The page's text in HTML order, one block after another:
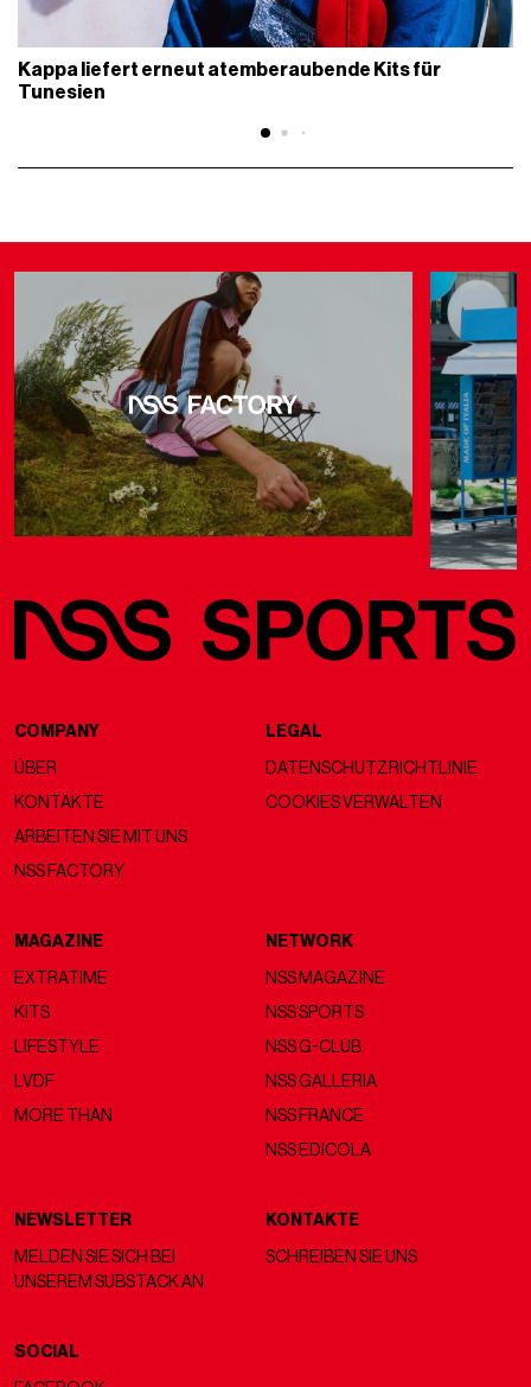
Kappa liefert erneut atemberaubende Kits für
Tunesien
COMPANY
ÜBER
KONTAKTE
ARBEITEN SIE MIT UNS
NSS FACTORY
LEGAL
DATENSCHUTZRICHTLINIE
COOKIES VERWALTEN
MAGAZINE
EXTRATIME
KITS
LIFESTYLE
LVDF
MORE THAN
NETWORK
NSS MAGAZINE
NSS SPORTS
NSS G-CLUB
NSS GALLERIA
NSS FRANCE
NSS EDICOLA
NEWSLETTER
MELDEN SIE SICH BEI
UNSEREM SUBSTACK AN
KONTAKTE
SCHREIBEN SIE UNS
SOCIAL